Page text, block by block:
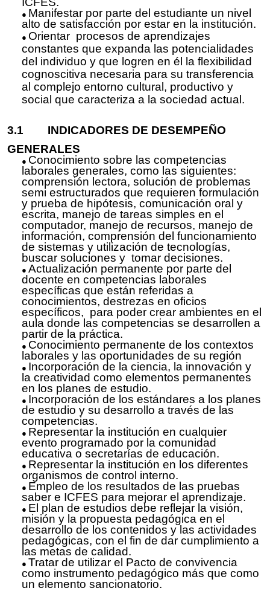
Manifestar por parte del estudiante un nivel
alto de satisfacción por estar en la institución.
Orientar procesos de aprendizajes
constantes que expanda las potencialidades
del individuo y que logren en él la flexibilidad
cognoscitiva necesaria para su transferencia
al complejo entorno cultural, productivo y
social que caracteriza a la sociedad actual.
3.1 INDICADORES DE DESEMPEÑO
GENERALES
Conocimiento sobre las competencias
laborales generales, como las siguientes:
comprensión lectora, solución de problemas
semi estructurados que requieren formulación
y prueba de hipótesis, comunicación oral y
escrita, manejo de tareas simples en el
computador, manejo de recursos, manejo de
información, comprensión del funcionamiento
de sistemas y utilización de tecnologías,
buscar soluciones y tomar decisiones.
Actualización permanente por parte del
docente en competencias laborales
específicas que están referidas a
conocimientos, destrezas en oficios
específicos, para poder crear ambientes en el
aula donde las competencias se desarrollen a
partir de la práctica.
Conocimiento permanente de los contextos
laborales y las oportunidades de su región
Incorporación de la ciencia, la innovación y
la creatividad como elementos permanentes
en los planes de estudio.
Incorporación de los estándares a los planes
de estudio y su desarrollo a través de las
competencias.
Representar la institución en cualquier
evento programado por la comunidad
educativa o secretarías de educación.
Representar la institución en los diferentes
organismos de control interno.
Empleo de los resultados de las pruebas
saber e ICFES para mejorar el aprendizaje.
El plan de estudios debe reflejar la visión,
misión y la propuesta pedagógica en el
desarrollo de los contenidos y las actividades
pedagógicas, con el fin de dar cumplimiento a
las metas de calidad.
Tratar de utilizar el Pacto de convivencia
como instrumento pedagógico más que como
un elemento sancionatorio.